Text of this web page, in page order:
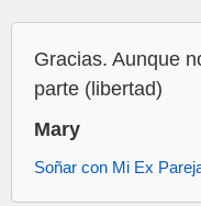
Gracias. Aunque
parte (libertad)
Mary
Soñar con Mi Ex